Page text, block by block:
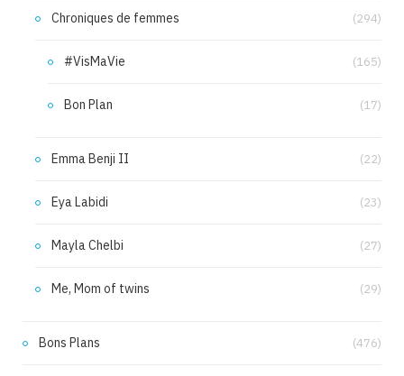
Chroniques de femmes (294)
#VisMaVie (165)
Bon Plan (17)
Emma Benji II (22)
Eya Labidi (23)
Mayla Chelbi (27)
Me, Mom of twins (29)
Bons Plans (476)